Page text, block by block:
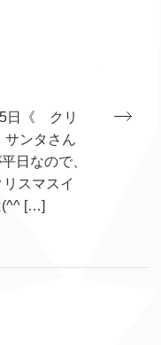
日《 クリ
ンタさん
日なので、
スマスイ
(^^ […]